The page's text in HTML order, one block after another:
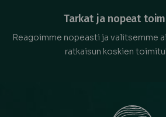
Tarkat ja nopeat
Reagoimme nopeasti ja valitsemme
ratkaisun koskien